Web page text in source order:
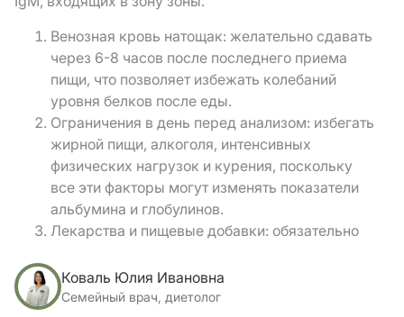
Венозная кровь натощак: желательно сдавать
через 6-8 часов после последнего приема
пищи, что позволяет избежать колебаний
уровня белков после еды.
Ограничения в день перед анализом: избегать
жирной пищи, алкоголя, интенсивных
физических нагрузок и курения, поскольку
все эти факторы могут изменять показатели
альбумина и глобулинов.
Лекарства и пищевые добавки: обязательно
любых препаратов, ведь некоторые лекарства
могут повышать или снижать уровень
Коваль Юлия Ивановна
Семейный врач, диетолог